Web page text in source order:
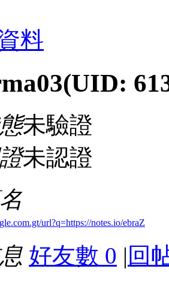
料
(UID:
未驗證
未認證
url?q=https://notes.io/ebraZ
好友數 0 | 回